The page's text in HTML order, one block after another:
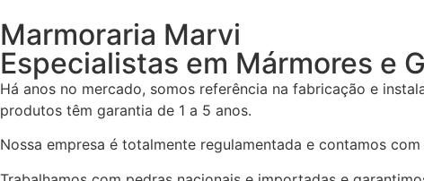
Marmoraria Marvi
Especialistas em Mármores e
Há anos no mercado, somos referência na fabricação e
produtos têm garantia de 1 a 5 anos.
Nossa empresa é totalmente regulamentada e contamos